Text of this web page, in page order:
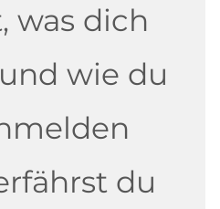
was dich
wie du
du